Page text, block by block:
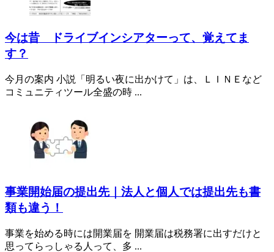
今は昔 ドライブインシアターって、覚えてま
す？
今月の案内 小説「明るい夜に出かけて」は、ＬＩＮＥなど
コミュニティツール全盛の時 ...
事業開始届の提出先｜法人と個人では提出先も書
類も違う！
事業を始める時には開業届を 開業届は税務署に出すだけと
思ってらっしゃる人って、多 ...